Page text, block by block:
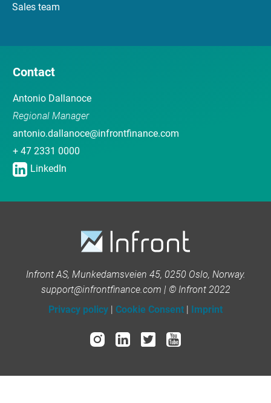
Sales team
Contact
Antonio Dallanoce
Regional Manager
antonio.dallanoce@infrontfinance.com
+ 47 2331 0000
LinkedIn
Infront AS, Munkedamsveien 45, 0250 Oslo, Norway.
support@infrontfinance.com | © Infront 2022
Privacy policy
Cookie Consent Imprint